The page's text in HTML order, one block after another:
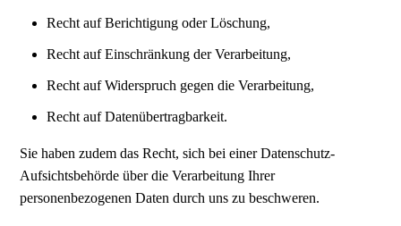
Recht auf Berichtigung oder Löschung,
Recht auf Einschränkung der Verarbeitung,
Recht auf Widerspruch gegen die Verarbeitung,
Recht auf Datenübertragbarkeit.
Sie haben zudem das Recht, sich bei einer Datenschutz-
Aufsichtsbehörde über die Verarbeitung Ihrer
personenbezogenen Daten durch uns zu beschweren.